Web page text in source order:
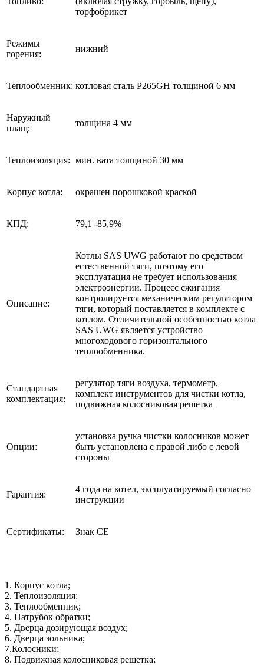
торфобрикет
Режимы
горения:
нижний
Теплообменник: котловая сталь P265GH толщиной 6 мм
Наружный
плащ:
толщина 4 мм
Теплоизоляция: мин. вата толщиной 30 мм
Корпус котла: окрашен порошковой краской
КПД: 79,1 -85,9%
Описание:
Котлы SAS UWG работают по средством
естественной тяги, поэтому его
эксплуатация не требует использования
электроэнергии. Процесс сжигания
контролируется механическим регулятором
тяги, который поставляется в комплекте с
котлом. Отличительной особенностью котла
SAS UWG является устройство
многоходового горизонтального
теплообменника.
Стандартная
комплектация:
регулятор тяги воздуха, термометр,
комплект инструментов для чистки котла,
подвижная колосниковая решетка
Опции:
установка ручка чистки колосников может
быть установлена с правой либо с левой
стороны
Гарантия:
4 года на котел, эксплуатируемый согласно
инструкции
Сертификаты: Знак СЕ
1. Корпус котла;
2. Теплоизоляция;
3. Теплообменник;
4. Патрубок обратки;
5. Дверца дозирующая воздух;
6. Дверца зольника;
7.Колосники;
8. Подвижная колосниковая решетка;